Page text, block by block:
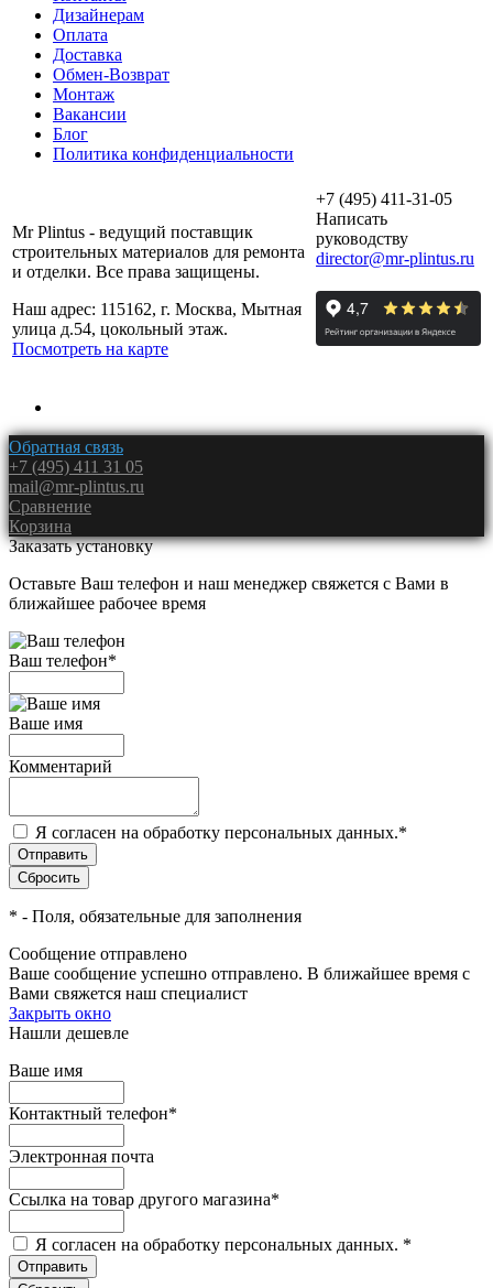
Дизайнерам
Оплата
Доставка
Обмен-Возврат
Монтаж
Вакансии
Блог
Политика конфиденциальности
Mr Plintus - ведущий поставщик
строительных материалов для ремонта
и отделки. Все права защищены.
Наш адрес: 115162, г. Москва, Мытная
улица д.54, цокольный этаж.
Посмотреть на карте
+7 (495) 411-31-05
Написать
руководству
director@mr-plintus.ru
Обратная связь
+7 (495) 411 31 05
mail@mr-plintus.ru
Сравнение
Корзина
Заказать установку
Оставьте Ваш телефон и наш менеджер свяжется с Вами в
ближайшее рабочее время
Ваш телефон*
Ваше имя
Комментарий
Я согласен на обработку персональных данных.*
* - Поля, обязательные для заполнения
Сообщение отправлено
Ваше сообщение успешно отправлено. В ближайшее время с
Вами свяжется наш специалист
Закрыть окно
Нашли дешевле
Ваше имя
Контактный телефон*
Электронная почта
Ссылка на товар другого магазина*
Я согласен на обработку персональных данных. *